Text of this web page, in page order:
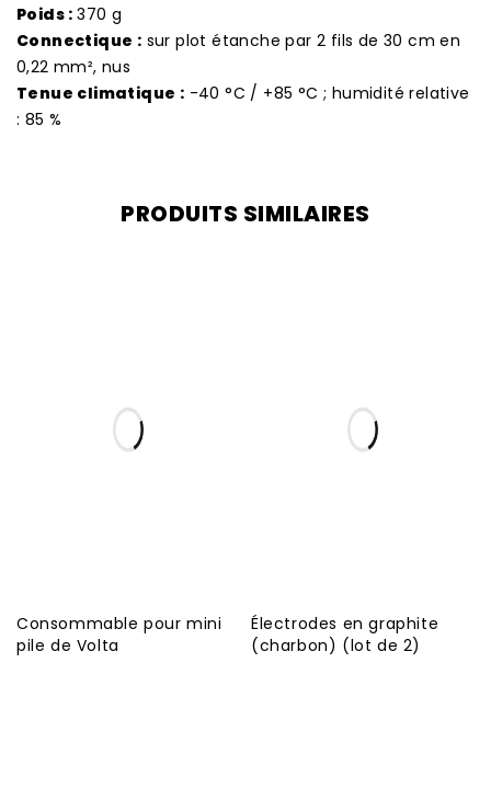
Poids :370 g
Connectique : sur plot étanche par 2 fils de 30 cm en
0,22 mm², nus
Tenue climatique : -40 °C / +85 °C ; humidité relative
: 85 %
PRODUITS SIMILAIRES
Consommable pour mini
pile de Volta
Électrodes en graphite
(charbon) (lot de 2)